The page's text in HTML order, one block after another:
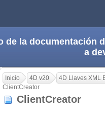
de la documentación
a
Inicio 4D v20
4D Llaves XML
ClientCreator
ClientCreator